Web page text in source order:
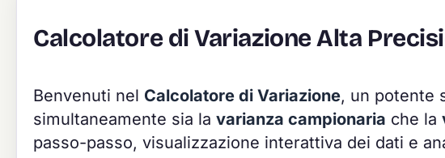
Calcolatore di Variazione Alta
Benvenuti nel Calcolatore di Variazione, un potente
simultaneamente sia la varianza campionaria che la
passo-passo, visualizzazione interattiva dei dati e